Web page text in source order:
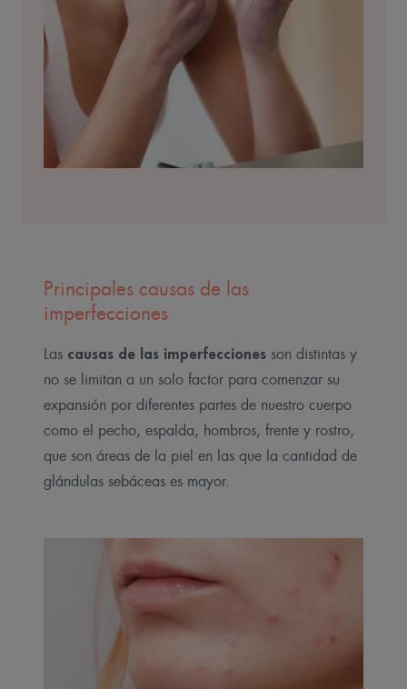
Principales causas de las
imperfecciones
Las causas de las imperfecciones son distintas y
no se limitan a un solo factor para comenzar su
expansión por diferentes partes de nuestro cuerpo
como el pecho, espalda, hombros, frente y rostro,
que son áreas de la piel en las que la cantidad de
glándulas sebáceas es mayor.